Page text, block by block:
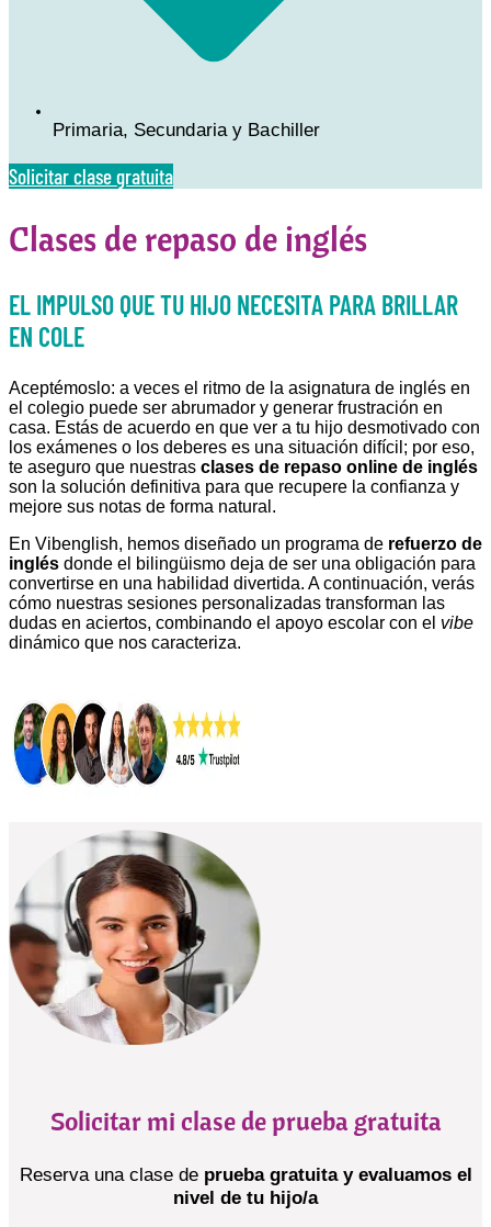
Primaria, Secundaria y Bachiller
Solicitar clase gratuita
Clases de repaso de inglés
EL IMPULSO QUE TU HIJO NECESITA PARA BRILLAR
EN COLE
Aceptémoslo: a veces el ritmo de la asignatura de inglés en
el colegio puede ser abrumador y generar frustración en
casa. Estás de acuerdo en que ver a tu hijo desmotivado con
los exámenes o los deberes es una situación difícil; por eso,
te aseguro que nuestras clases de repaso online de inglés
son la solución definitiva para que recupere la confianza y
mejore sus notas de forma natural.
En Vibenglish, hemos diseñado un programa de refuerzo de
inglés donde el bilingüismo deja de ser una obligación para
convertirse en una habilidad divertida. A continuación, verás
cómo nuestras sesiones personalizadas transforman las
dudas en aciertos, combinando el apoyo escolar con el vibe
dinámico que nos caracteriza.
Solicitar mi clase de prueba gratuita
Reserva una clase de prueba gratuita y evaluamos el
nivel de tu hijo/a